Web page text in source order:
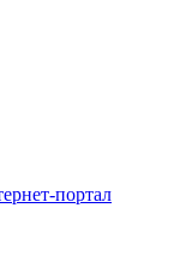
портал